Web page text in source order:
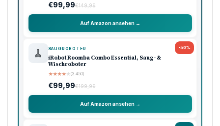
€99,99€149,99
Auf Amazon ansehen →
-50%
🧹 SAUGROBOTER
iRobot Roomba Combo Essential, Saug- &
Wischroboter
★★★★★(3.450)
€99,99€199,99
Auf Amazon ansehen →